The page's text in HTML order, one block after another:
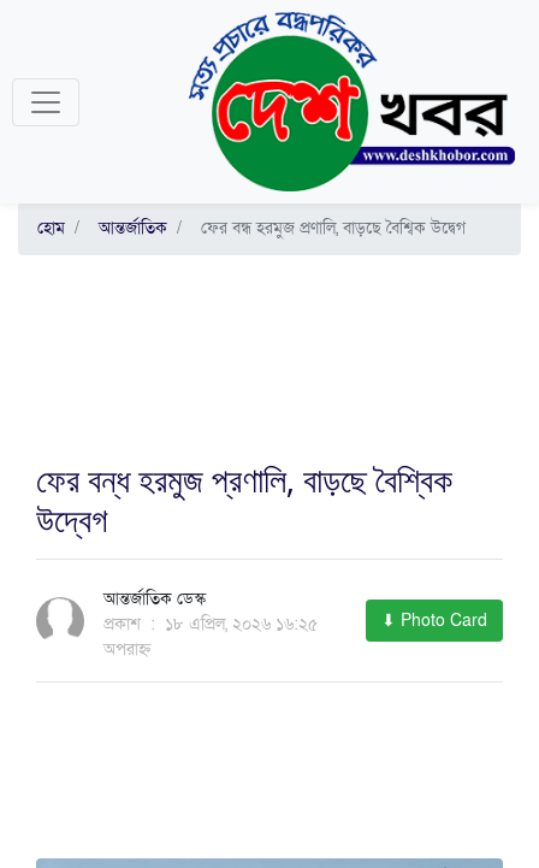
হোম আন্তর্জাতিক ফের বন্ধ হরমুজ প্রণালি, বাড়ছে বৈশ্বিক উদ্বেগ
ফের বন্ধ হরমুজ প্রণালি, বাড়ছে বৈশ্বিক
উদ্বেগ
আন্তর্জাতিক ডেস্ক
প্রকাশ : ১৮ এপ্রিল, ২০২৬ ১৬:২৫
অপরাহ্ন
⬇ Photo Card